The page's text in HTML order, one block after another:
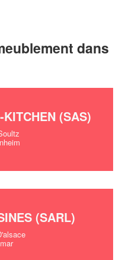
dans
(SAS)
(SARL)